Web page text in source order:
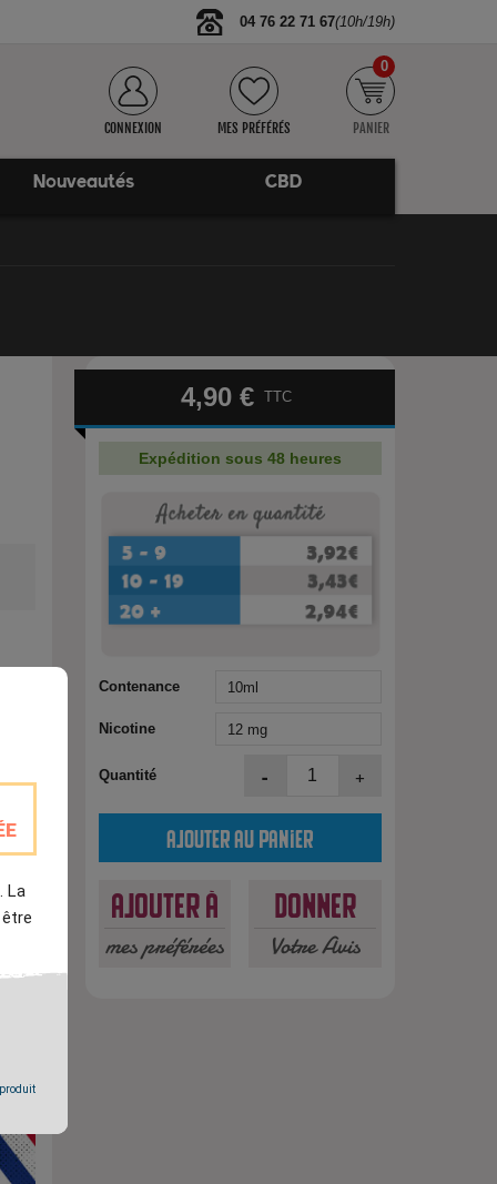
La
04 76 22 71 67(10h/19h)
CONNEXION MES PRÉFÉRÉS PANIER
0
Nouveautés CBD
4,90 € TTC
Expédition sous 48 heures
Contenance
Nicotine
Quantité - +
Ajouter au panier
Ajouter à
mes préférées
Donner
Votre Avis